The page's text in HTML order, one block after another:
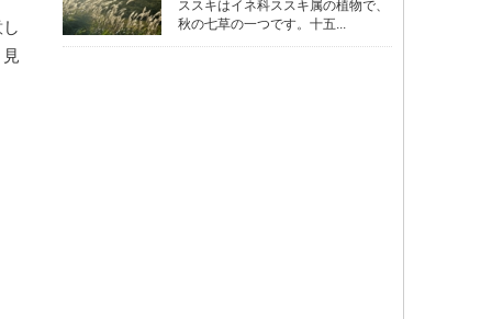
ススキはイネ科ススキ属の植物で、
秋の七草の一つです。十五...